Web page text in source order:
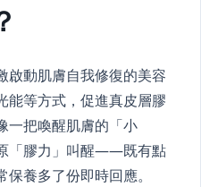
啟動肌膚自我修復的美容
能等方式，促進真皮層膠
一把喚醒肌膚的「小
「膠力」叫醒——既有點
養多了份即時回應。